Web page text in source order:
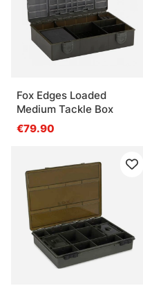
Fox Edges Loaded
Medium Tackle Box
€79.90